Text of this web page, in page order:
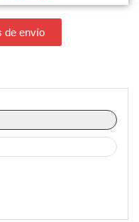
de envío